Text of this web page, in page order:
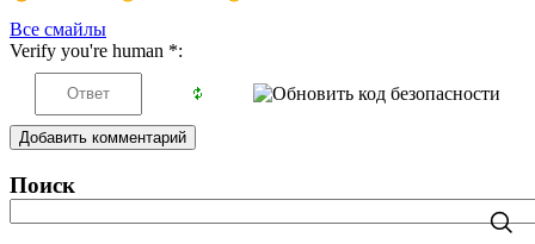
Все смайлы
Verify you're human *:
Добавить комментарий
Поиск